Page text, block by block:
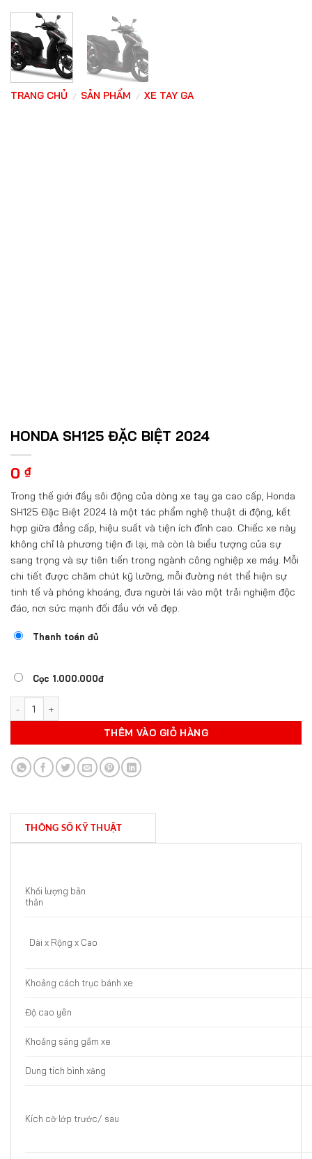
TRANG CHỦ / SẢN PHẨM / XE TAY GA
HONDA SH125 ĐẶC BIỆT 2024
0 ₫
Trong thế giới đầy sôi động của dòng xe tay ga cao cấp, Honda
SH125 Đặc Biệt 2024 là một tác phẩm nghệ thuật di động, kết
hợp giữa đẳng cấp, hiệu suất và tiện ích đỉnh cao. Chiếc xe này
không chỉ là phương tiện đi lại, mà còn là biểu tượng của sự
sang trọng và sự tiên tiến trong ngành công nghiệp xe máy. Mỗi
chi tiết được chăm chút kỹ lưỡng, mỗi đường nét thể hiện sự
tinh tế và phóng khoáng, đưa người lái vào một trải nghiệm độc
đáo, nơi sức mạnh đối đầu với vẻ đẹp.
Thanh toán đủ
Cọc 1.000.000đ
THÊM VÀO GIỎ HÀNG
THÔNG SỐ KỸ THUẬT
Khối lượng bản
thân
Dài x Rộng x Cao
Khoảng cách trục bánh xe
Độ cao yên
Khoảng sáng gầm xe
Dung tích bình xăng
Kích cỡ lớp trước/ sau